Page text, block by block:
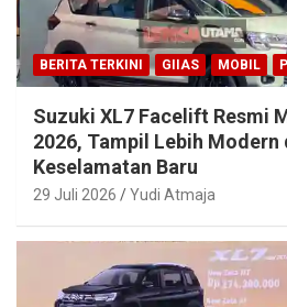
BERITA TERKINI GIIAS MOBIL
Suzuki XL7 Facelift Resmi
2026, Tampil Lebih Modern
Keselamatan Baru
29 Juli 2026 Yudi Atmaja